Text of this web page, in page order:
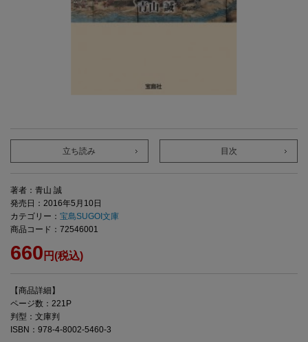
立ち読み 目次
著者：青山 誠
発売日：2016年5月10日
カテゴリー： 宝島SUGOI文庫
商品コード：72546001
660 円(税込)
【商品詳細】
ページ数：221P
判型：文庫判
ISBN：978-4-8002-5460-3